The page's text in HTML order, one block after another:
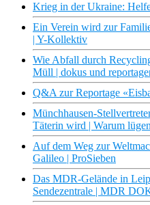
Krieg in der Ukraine:
Ein Verein wird zur
| Y-Kollektiv
Wie Abfall durch
Müll | dokus und
Q&A zur Reportage
Münchhausen-
Täterin wird | Warum
Auf dem Weg zur
Galileo | ProSieben
Das MDR-Gelände in
Sendezentrale | MDR